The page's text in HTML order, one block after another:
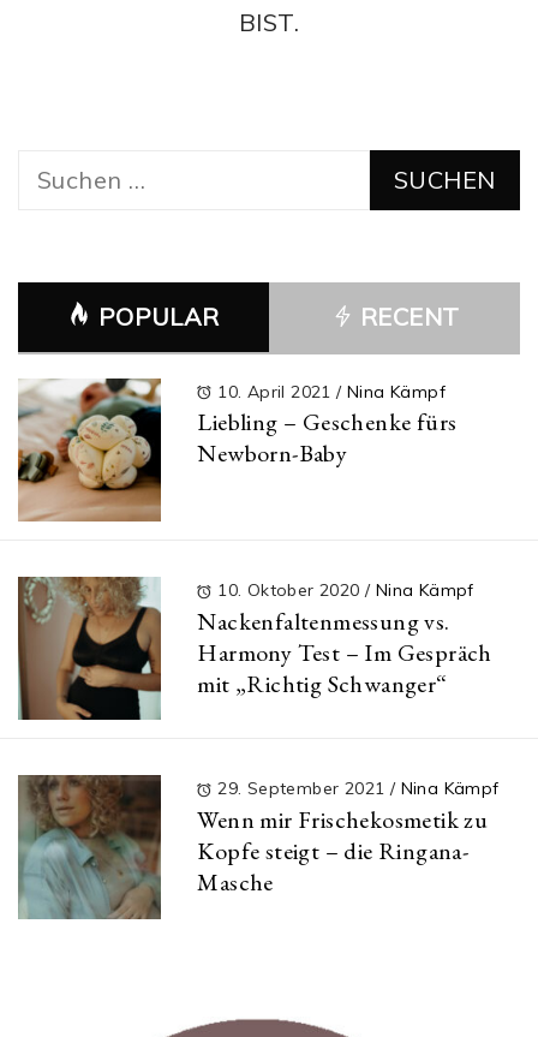
BIST.
Suchen
POPULAR RECENT
10. April 2021/ Nina Kämpf
Liebling – Geschenke fürs
Newborn-Baby
10. Oktober 2020 / Nina Kämpf
Nackenfaltenmessung vs.
Harmony Test – Im Gespräch
mit „Richtig Schwanger“
29. September 2021 / Nina Kämpf
Wenn mir Frischekosmetik zu
Kopfe steigt – die Ringana-
Masche